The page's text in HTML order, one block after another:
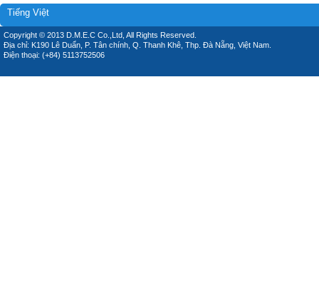
Tiếng Việt
Copyright © 2013 D.M.E.C Co.,Ltd, All Rights Reserved.
Địa chỉ: K190 Lê Duẩn, P. Tân chính, Q. Thanh Khê, Thp. Đà Nẵng, Việt Nam.
Điện thoại: (+84) 5113752506